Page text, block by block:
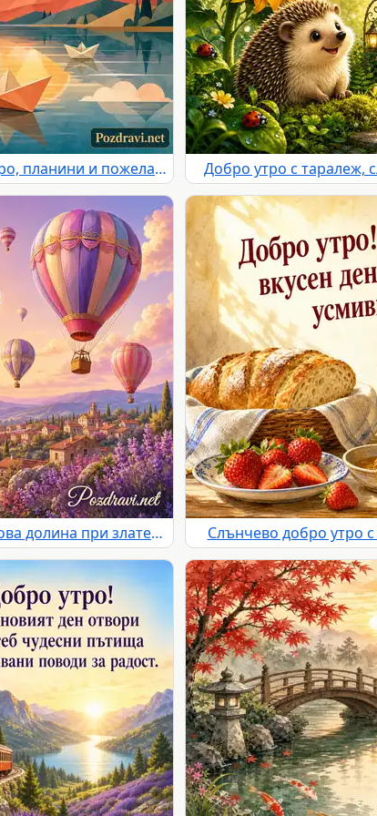
Добро утро с изгрев, спокойно езеро, планини и пожелание за щастлив ден Добро утро с таралеж,
Добро утро с балони над лавандулова долина при златен изгрев Слънчево добро утро